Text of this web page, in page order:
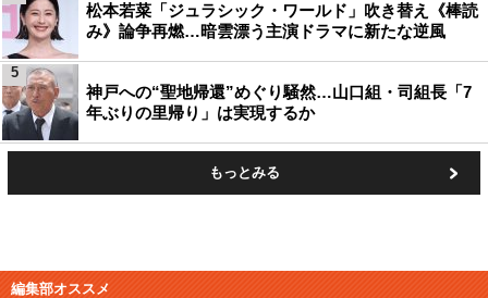
松本若菜「ジュラシック・ワールド」吹き替え《棒読
み》論争再燃…暗雲漂う主演ドラマに新たな逆風
神戸への“聖地帰還”めぐり騒然…山口組・司組長「7
年ぶりの里帰り」は実現するか
5
もっとみる
編集部オススメ